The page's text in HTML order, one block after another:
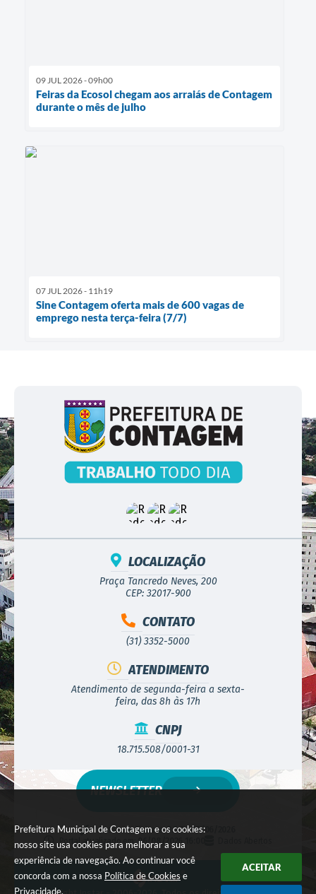
Prefeitura Municipal de Contagem e os cookies:
nosso site usa cookies para melhorar a sua
experiência de navegação. Ao continuar você
concorda com a nossa Política de Cookies e
Privacidade.
ACEITAR
09 JUL 2026 - 09h00
Feiras da Ecosol chegam aos arraiás de Contagem
durante o mês de julho
07 JUL 2026 - 11h19
Sine Contagem oferta mais de 600 vagas de
emprego nesta terça-feira (7/7)
LOCALIZAÇÃO
Praça Tancredo Neves, 200
CEP: 32017-900
CONTATO
(31) 3352-5000
ATENDIMENTO
Atendimento de segunda-feira a sexta-
feira, das 8h às 17h
CNPJ
18.715.508/0001-31
Versão do Sistema:3.5.3 - 19/06/2026
Portal atualizado em:
06/08/2026 16:00
NEWSLETTER